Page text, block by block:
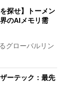
探せ】トーメン
のAIメモリ需
グローバルリン
ーテック：最先